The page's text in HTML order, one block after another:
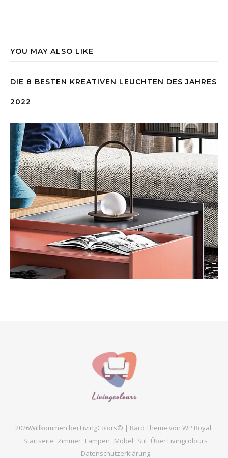
YOU MAY ALSO LIKE
DIE 8 BESTEN KREATIVEN LEUCHTEN DES JAHRES
2022
2026Willkommen bei LivingColors© | Bard Theme von WP Royal.
Startseite Zimmer Lampen Möbel Stil Über Livingcolours
Datenschutzerklärung